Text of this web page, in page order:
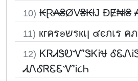
10) ₭Ɽ₳₴ØV₴₭łJ ĐɆ₦ł₴
11)
12) ᏦᏒᏗᏕᎧᏉᏕᏦᎥᏠ
ᏗᏁᎴᏒᏋᏋᏉᎥ૮Ꮒ